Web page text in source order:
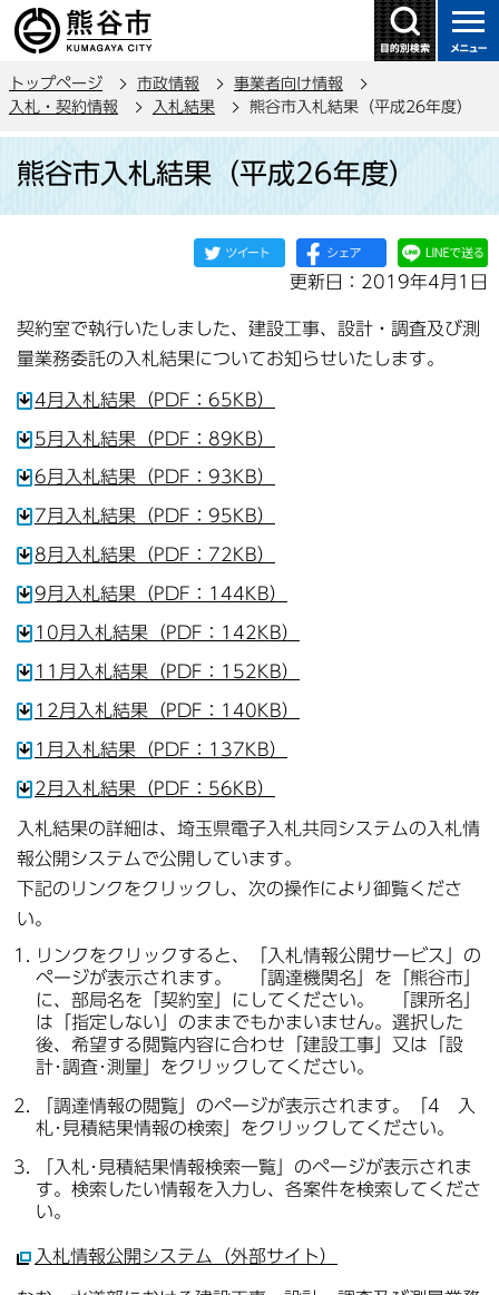
の
ー
トップページ 市政情報
事業者向け情報
入札・契約情報
入札結果 熊谷市入札結果（平成26年度）
熊谷市入札結果（平成26年度）
更新日：2019年4月1日
契約室で執行いたしました、建設工事、設計・調査及び測
量業務委託の入札結果についてお知らせいたします。
4月入札結果（PDF：65KB）
5月入札結果（PDF：89KB）
6月入札結果（PDF：93KB）
7月入札結果（PDF：95KB）
8月入札結果（PDF：72KB）
9月入札結果（PDF：144KB）
10月入札結果（PDF：142KB）
11月入札結果（PDF：152KB）
12月入札結果（PDF：140KB）
1月入札結果（PDF：137KB）
2月入札結果（PDF：56KB）
入札結果の詳細は、埼玉県電子入札共同システムの入札情
報公開システムで公開しています。
下記のリンクをクリックし、次の操作により御覧くださ
い。
リンクをクリックすると、「入札情報公開サービス」の
ページが表示されます。 「調達機関名」を「熊谷市」
に、部局名を「契約室」にしてください。 「課所名」
は「指定しない」のままでもかまいません。選択した
後、希望する閲覧内容に合わせ「建設工事」又は「設
計･調査･測量」をクリックしてください。
「調達情報の閲覧」のページが表示されます。「4 入
札･見積結果情報の検索」をクリックしてください。
「入札･見積結果情報検索一覧」のページが表示されま
す。検索したい情報を入力し、各案件を検索してくださ
い。
入札情報公開システム（外部サイト）